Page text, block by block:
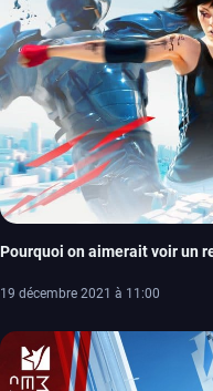
Pourquoi on aimerait voir un
19 décembre 2021 à 11:00